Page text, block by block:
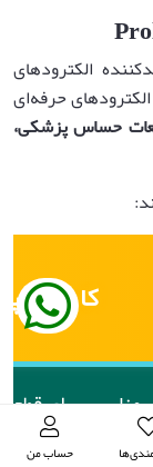
حساب من
الکترودهای
حرفه‌ای
حساس پزشکی،
کاربرد
مناسب برای